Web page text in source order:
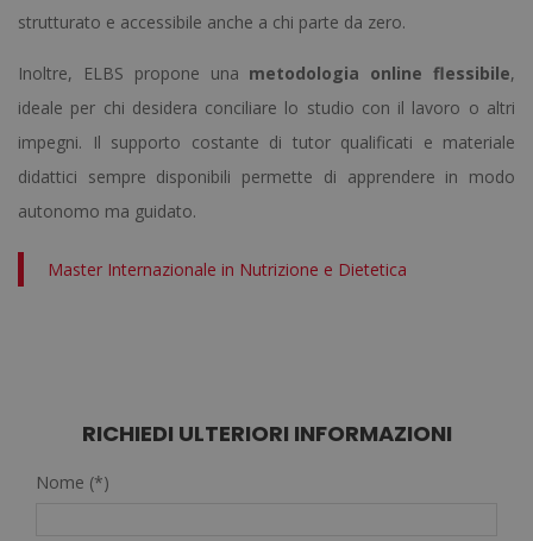
strutturato e accessibile anche a chi parte da zero.
Inoltre, ELBS propone una metodologia online flessibile,
ideale per chi desidera conciliare lo studio con il lavoro o altri
impegni. Il supporto costante di tutor qualificati e materiale
didattici sempre disponibili permette di apprendere in modo
autonomo ma guidato.
Master Internazionale in Nutrizione e Dietetica
RICHIEDI ULTERIORI INFORMAZIONI
Nome (*)